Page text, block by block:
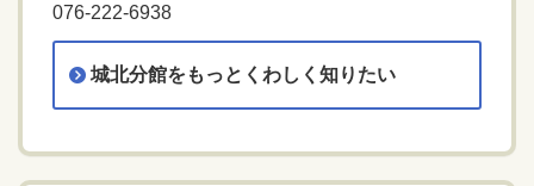
076-222-6938
城北分館をもっとくわしく知りたい